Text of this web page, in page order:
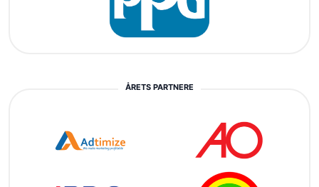
ÅRETS PARTNERE